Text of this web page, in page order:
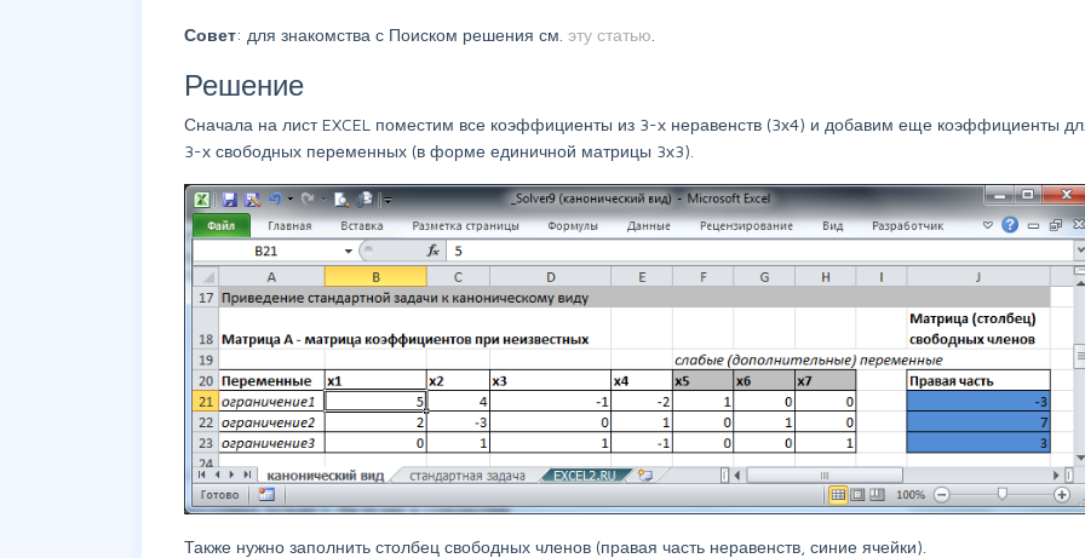
Совет: для знакомства с Поиском решения см. эту статью
Решение
Сначала на лист EXCEL поместим все коэффициенты из 3-х неравенств (3х4) и добавим еще коэффициенты
3-х свободных переменных (в форме единичной матрицы 3х3).
Также нужно заполнить столбец свободных членов (правая часть неравенств, синие ячейки).